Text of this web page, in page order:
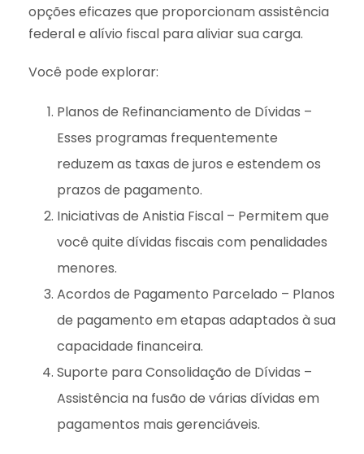
opções eficazes que proporcionam assistência
federal e alívio fiscal para aliviar sua carga.
Você pode explorar:
Planos de Refinanciamento de Dívidas –
Esses programas frequentemente
reduzem as taxas de juros e estendem os
prazos de pagamento.
Iniciativas de Anistia Fiscal – Permitem que
você quite dívidas fiscais com penalidades
menores.
Acordos de Pagamento Parcelado – Planos
de pagamento em etapas adaptados à sua
capacidade financeira.
Suporte para Consolidação de Dívidas –
Assistência na fusão de várias dívidas em
pagamentos mais gerenciáveis.